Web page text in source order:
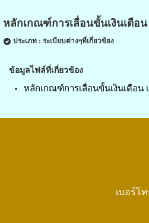
หลักเกณฑ์การเลื่อนขั้นเงินเดือ
ประเภท : ระเบียบต่างๆที่เกี่ยวข้อง
ข้อมูลไฟล์ที่เกี่ยวข้อง
หลักเกณฑ์การเลื่อนขั้นเงินเดือน
เบอร์โ